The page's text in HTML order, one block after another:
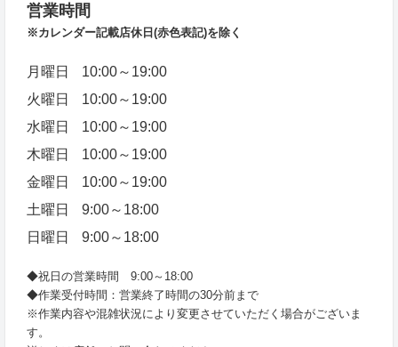
営業時間
※カレンダー記載店休日 (赤色表記)を除く
月曜日
10:00～19:00
火曜日
10:00～19:00
水曜日
10:00～19:00
木曜日
10:00～19:00
金曜日
10:00～19:00
土曜日
9:00～18:00
日曜日
9:00～18:00
◆祝日の営業時間 9:00～18:00
◆作業受付時間：営業終了時間の30分前まで
※作業内容や混雑状況により変更させていただく場合がございま
す。